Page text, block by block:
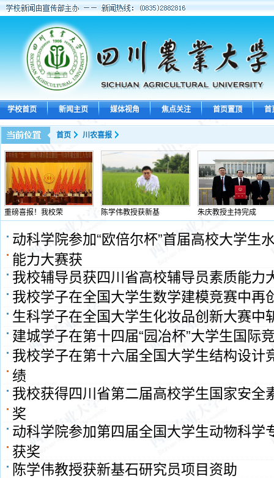
学校首页 新闻主页 媒体视角 焦点关注 首页置顶 首
首页 川农喜报
重磅喜报！我校荣 陈学伟教授获新基 朱庆教授主持完成
动科学院参加“欧倍尔杯”首届高校大学生
能力大赛获
我校辅导员获四川省高校辅导员素质能力
我校学子在全国大学生数学建模竞赛中再
生科学子在全国大学生化妆品创新大赛中
建城学子在第十四届“园冶杯”大学生国际
我校学子在第十六届全国大学生结构设计
绩
我校获得四川省第二届高校学生国家安全
奖
动科学院参加第四届全国大学生动物科学
获奖
陈学伟教授获新基石研究员项目资助